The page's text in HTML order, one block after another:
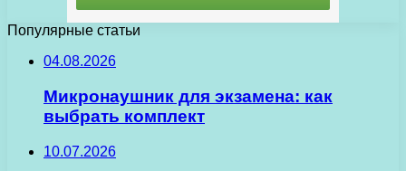
Популярные статьи
04.08.2026
Микронаушник для экзамена: как
выбрать комплект
10.07.2026